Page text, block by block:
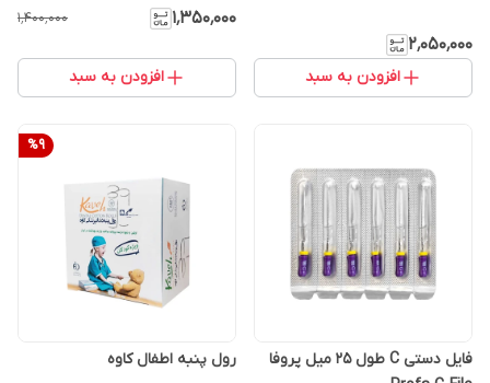
۲٬۰۵۰٬۰۰۰
افزودن به سبد
۱٬۳۵۰٬۰۰۰ ۱٬۴۰۰٬۰۰۰
افزودن به سبد
فایل دستی C طول 25 میل پروفا
%9
رول پنبه اطفال کاوه